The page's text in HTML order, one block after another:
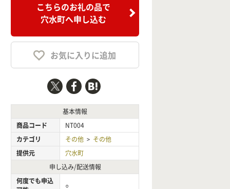
こちらのお礼の品で
穴水町へ申し込む
お気に入りに追加
基本情報
商品コード
NT004
カテゴリ
その他 > その他
提供元
穴水町
申し込み/配送情報
何度でも申込
○